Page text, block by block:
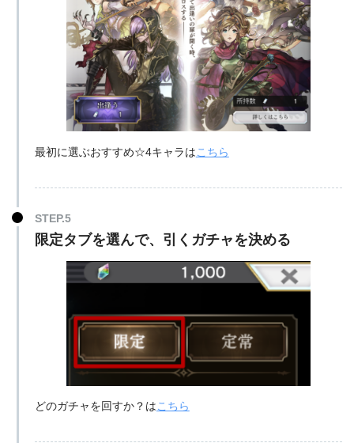
最初に選ぶおすすめ☆4キャラはこちら
限定タブを選んで、引くガチャを決める
どのガチャを回すか？はこちら